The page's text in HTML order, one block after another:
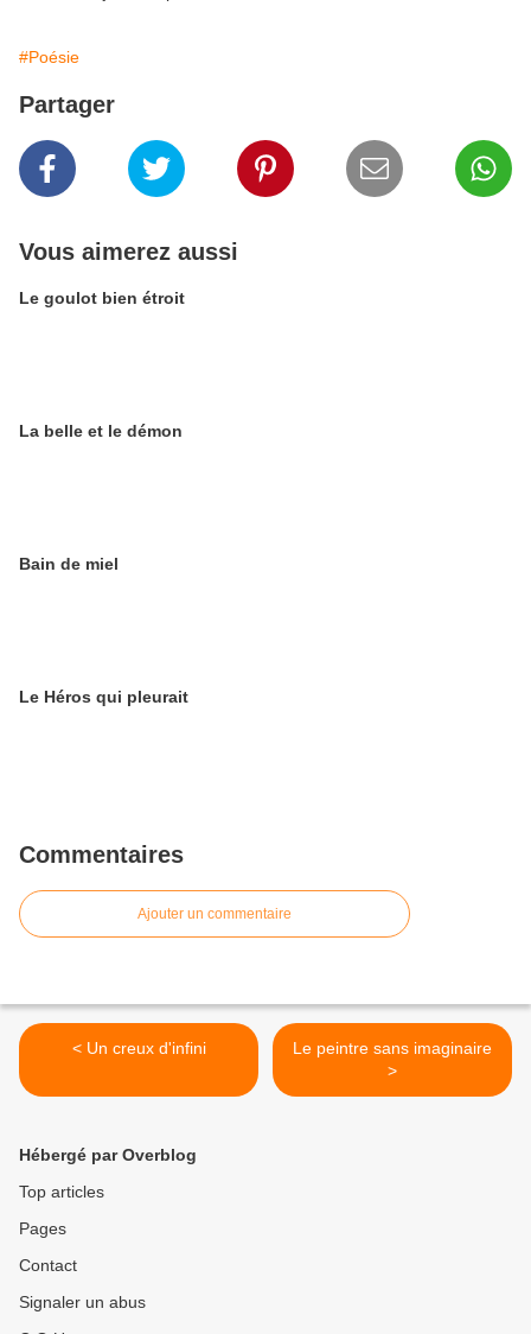
#Poésie
Partager
Vous aimerez aussi
Le goulot bien étroit
La belle et le démon
Bain de miel
Le Héros qui pleurait
Commentaires
Ajouter un commentaire
< Un creux d'infini
Le peintre sans imaginaire
>
Hébergé par Overblog
Top articles
Pages
Contact
Signaler un abus